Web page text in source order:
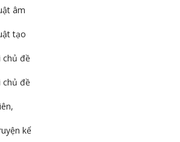
âm
tạo
chủ đề
chủ đề
kể